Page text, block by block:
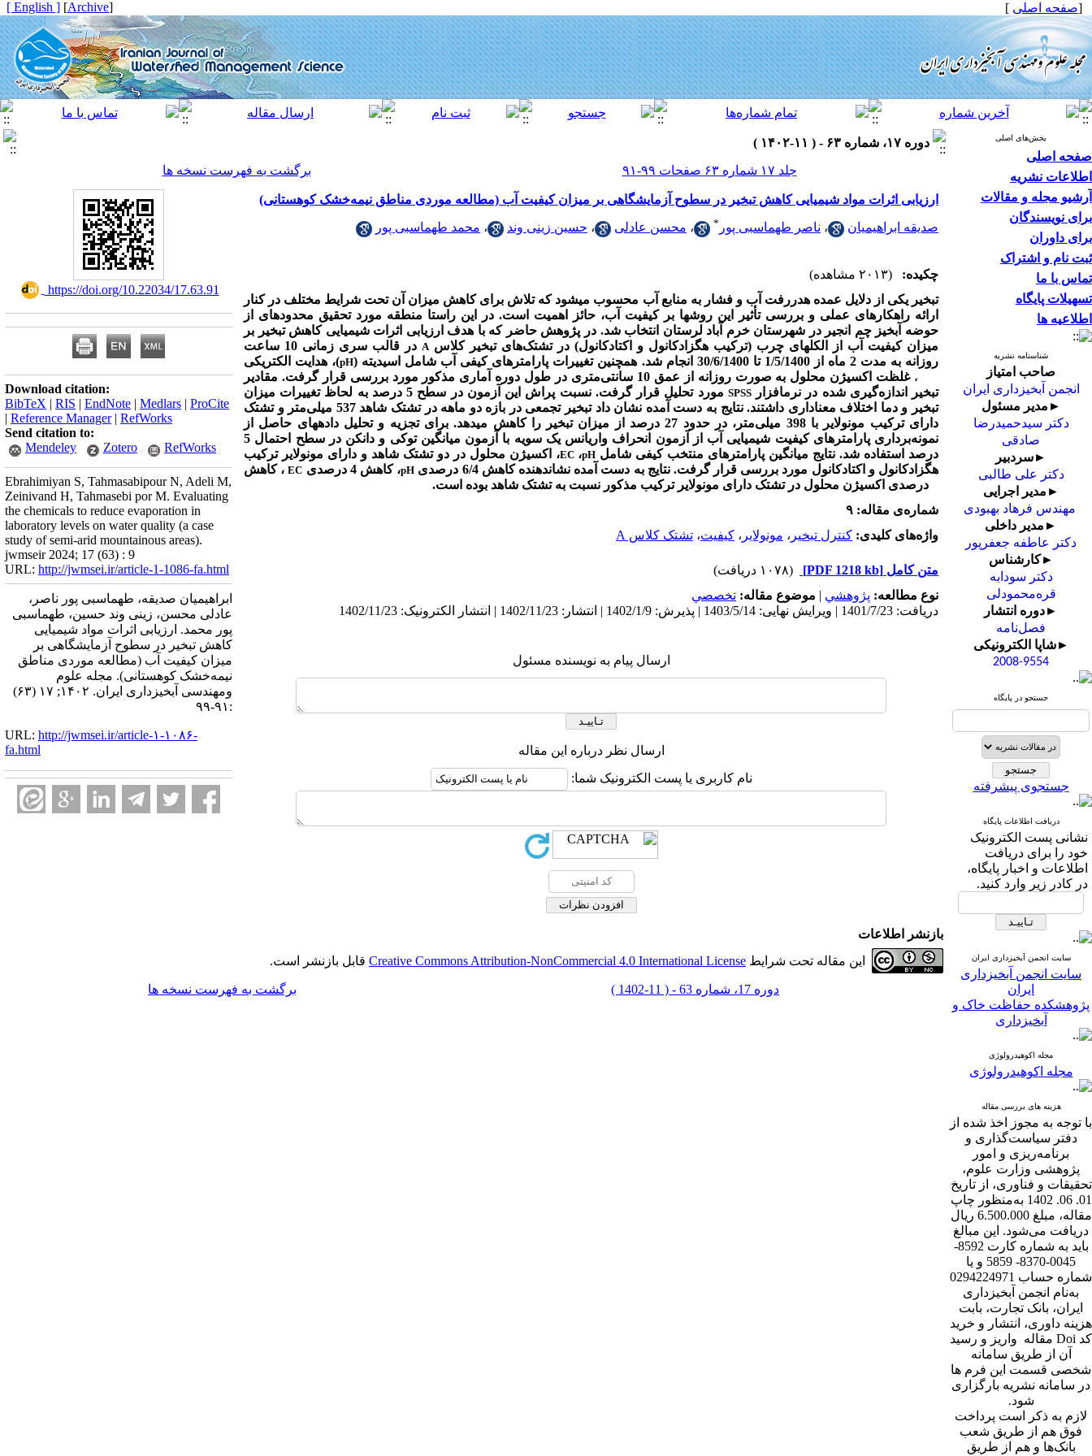
[صفحه اصلی ]
[
Archive
]
[ English ]
بخش‌های اصلی
صفحه اصلی
اطلاعات نشریه
آرشیو مجله و مقالات
برای نویسندگان
برای داوران
ثبت نام و اشتراک
تماس با ما
تسهیلات پایگاه
اطلاعیه ها
شناسنامه نشریه
صاحب امتیاز
انجمن آبخیزداری ایران
►مدیر مسئول
دکتر سیدحمیدرضا
صادقی
►سردبیر
دکتر علی طالبی
►مدیر اجرایی
مهندس فرهاد بهبودی
►مدیر داخلی
دکتر عاطفه جعفرپور
►کارشناس
دکتر سودابه
قره‌محمودلی
►دوره انتشار
فصل‌نامه
►شاپا الکترونیکی
2008-9554
جستجو در پایگاه
جستجوی پیشرفته
دریافت اطلاعات پایگاه
نشانی پست الکترونیک
خود را برای دریافت
اطلاعات و اخبار پایگاه،
در کادر زیر وارد کنید.
سایت انجمن آبخیزداری ایران
سایت انجمن آبخیزداری
ایران
پژوهشکده حفاظت خاک و
آبخیزداری
مجله اکوهیدرولوژی
مجله اکوهیدرولوژی
هزینه های بررسی مقاله
با توجه به مجوز اخذ شده از
دفتر سیاست‌گذاری و
برنامه‌ریزی و امور
پژوهشی وزارت علوم،
تحقیقات و فناوری، از تاریخ
01. 06. 1402 به‌منظور چاپ
مقاله، مبلغ 6.500.000 ریال
دریافت می‌شود. این مبالغ
باید به شماره کارت 8592-
0045-8370- 5859 و یا
شماره حساب 0294224971
به‌نام انجمن آبخیزداری
ایران، بانک تجارت، بابت
هزینه داوری، انتشار و خرید
کد Doi مقاله واریز و رسید
آن از طریق سامانه
شخصی قسمت این فرم ها
در سامانه نشریه بارگزاری
شود.
لازم به ذکر است پرداخت
فوق هم از طریق شعب
بانک‌‌ها و هم از طریق
دوره ۱۷، شماره ۶۳ - ( ۱۱-۱۴۰۲ )
جلد ۱۷ شماره ۶۳ صفحات ۹۹-۹۱
برگشت به فهرست نسخه ها
ارزیابی اثرات مواد شیمیایی کاهش تبخیر در سطوح آزمایشگاهی بر میزان کیفیت آب (مطالعه موردی مناطق نیمه‌خشک کوهستانی)
صدیقه ابراهیمیان ، ناصر طهماسبی پور * ، محسن عادلی ، حسین زینی وند ، محمد طهماسبی پور
چکیده:
(۲۰۱۳ مشاهده)
تبخیر یکی از دلایل عمده­ هدررفت آب و فشار به منابع آب محسوب می­شود که تلاش برای کاهش میزان آن تحت شرایط مختلف در کنار
ارائه­ راهکارهای عملی و بررسی تأثیر این روش­ها بر کیفیت آب، حائز اهمیت است. در این راستا منطقه مورد تحقیق محدوده­ای از
حوضه آبخیز چم انجیر در شهرستان خرم آباد لرستان انتخاب شد. در پژوهش حاضر که با هدف ارزیابی اثرات شیمیایی کاهش تبخیر بر
میزان کیفیت آب
از الکل­های چرب (ترکیب هگزادکانول و اکتادکانول) در تشتک‌های تبخیر کلاس A
در قالب سری زمانی 10 ساعت
روزانه به مدت 2 ماه از 1/5/1400 تا 30/6/1400 انجام شد. همچنین تغییرات پارامترهای کیفی آب شامل اسیدیته (
pH)، هدایت الکتریکی
،
غلظت اکسیژن محلول به صورت روزانه از عمق 10 سانتی‌متری در طول دوره آماری مذکور مورد بررسی قرار گرفت. مقادیر
تبخیر اندازه‌گیری شده در نرم­افزارSPSS
مورد تحلیل قرار گرفت. نسبت پراش این آزمون در سطح 5 درصد به لحاظ تغییرات میزان
تبخیر و دما اختلاف معناداری داشتند. نتایج به دست آمده نشان داد تبخیر تجمعی در بازه دو ماهه در تشتک شاهد 537 میلی‌متر و تشتک
دارای ترکیب مونولایر با 398 میلی‌متر، در حدود 27 درصد از میزان تبخیر را کاهش می­دهد. برای تجزیه و تحلیل داده­های حاصل از
نمونه‌برداری پارامترهای کیفیت شیمیایی آب از آزمون
انحراف واریانس یک سویه با آزمون میانگین توکی و دانکن در سطح احتمال 5
درصد استفاده شد. نتایج میانگین پارامترهای منتخب کیفی شامل pH،EC، اکسیژن محلول در دو تشتک شاهد و دارای مونولایر ترکیب
هگزادکانول و اکتادکانول مورد بررسی قرار گرفت. نتایج به دست آمده نشان­دهنده کاهش 6/4 درصدی
pH، کاهش 4 درصدی EC، کاهش
شماره‌ی مقاله: ۹
واژه‌های کلیدی: کنترل تبخیر ، مونولایر ، کیفیت، تشتک کلاس A
متن کامل [PDF 1218 kb]
(۱۰۷۸ دریافت)
نوع مطالعه: پژوهشي | موضوع مقاله: تخصصي
دریافت: 1401/7/23 | ویرایش نهایی: 1403/5/14 | پذیرش: 1402/1/9 | انتشار: 1402/11/23 | انتشار الکترونیک: 1402/11/23
ارسال پیام به نویسنده مسئول
ارسال نظر درباره این مقاله
نام کاربری یا پست الکترونیک شما:
‎ https://doi.org/10.22034/17.63.91
Download citation:
BibTeX | RIS | EndNote | Medlars | ProCite
| Reference Manager| RefWorks
Send citation to:
Mendeley
Zotero RefWorks
Ebrahimiyan S, Tahmasabipour N, Adeli M,
Zeinivand H, Tahmasebi por M. Evaluating
the chemicals to reduce evaporation in
laboratory levels on water quality (a case
study of semi-arid mountainous areas).
jwmseir 2024; 17 (63) : 9
URL: http://jwmsei.ir/article-1-1086-fa.html
ابراهیمیان صدیقه، طهماسبی پور ناصر،
عادلی محسن، زینی وند حسین، طهماسبی
پور محمد. ارزیابی اثرات مواد شیمیایی
کاهش تبخیر در سطوح آزمایشگاهی بر
میزان کیفیت آب (مطالعه موردی مناطق
نیمه‌خشک کوهستانی). مجله علوم
ومهندسی آبخیزداری ایران. ۱۴۰۲; ۱۷ (۶۳)
:۹۱-۹۹
URL: http://jwmsei.ir/article-۱-۱۰۸۶-
fa.html
بازنشر اطلاعات
این مقاله تحت شرایط Creative Commons Attribution-NonCommercial 4.0 International License قابل بازنشر است.
دوره 17، شماره 63 - ( 11-1402 ) برگشت به فهرست نسخه ها